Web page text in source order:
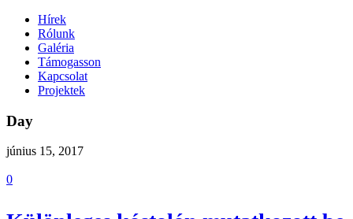
Hírek
Rólunk
Galéria
Támogasson
Kapcsolat
Projektek
Day
június 15, 2017
0